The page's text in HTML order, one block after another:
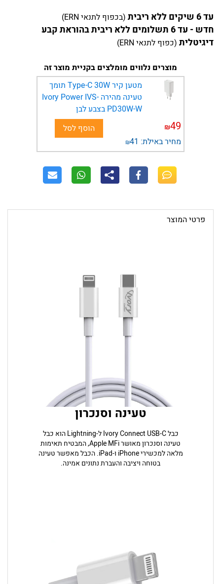
עד 6 שיקים ללא ריבית (בכפוף לתנאי ERN)
חדש - עד 6 תשלומים ללא ריבית בהוראת קבע
דיגיטלית (כפוף לתנאי ERN)
מוצרים נלווים מומלצים בקניית מוצר זה
מטען קיר Type-C 30W תומך
טעינה מהירה Ivory Power IVS-
PD30W-W בצבע לבן
49
₪
מחיר באילת: 41
₪
הוסף לסל
פרטי המוצר
טעינה וסנכרון
כבל Ivory Connect USB-C ל-Lightning הוא כבל
טעינה וסנכרון מאושר Apple MFi, המבטיח תאימות
מלאה למכשירי iPhone ו-iPad. הכבל מאפשר טעינה
בטוחה ויציבה והעברת נתונים אמינה.